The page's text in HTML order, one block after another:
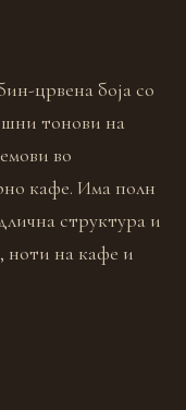
црвена боја со
тонови на
во
кафе. Има полн
структура и
ноти на кафе и